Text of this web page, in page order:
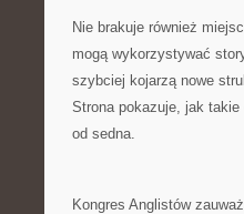
Nie brakuje również
mogą wykorzystywać
szybciej kojarzą nowe
Strona pokazuje, jak takie
od sedna.
Kongres Anglistów